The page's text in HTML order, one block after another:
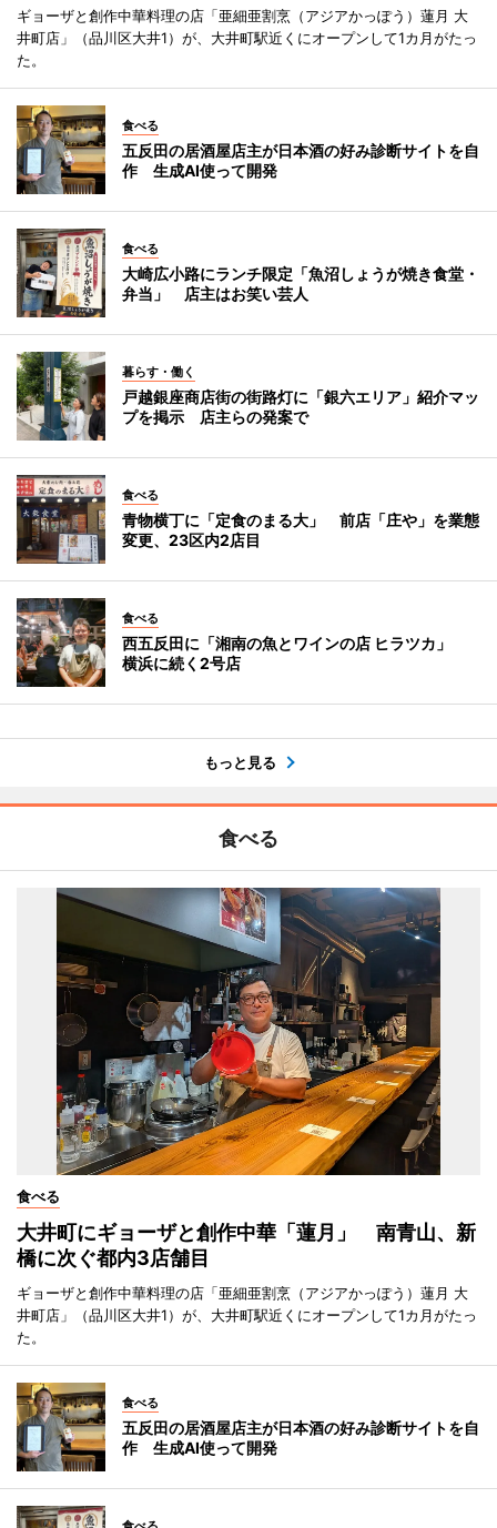
ギョーザと創作中華料理の店「亜細亜割烹（アジアかっぽう）蓮月 大
井町店」（品川区大井1）が、大井町駅近くにオープンして1カ月がたっ
た。
食べる
五反田の居酒屋店主が日本酒の好み診断サイトを自
作 生成AI使って開発
食べる
大崎広小路にランチ限定「魚沼しょうが焼き食堂・
弁当」 店主はお笑い芸人
暮らす・働く
戸越銀座商店街の街路灯に「銀六エリア」紹介マッ
プを掲示 店主らの発案で
食べる
青物横丁に「定食のまる大」 前店「庄や」を業態
変更、23区内2店目
食べる
西五反田に「湘南の魚とワインの店 ヒラツカ」
横浜に続く2号店
もっと見る
食べる
食べる
大井町にギョーザと創作中華「蓮月」 南青山、新
橋に次ぐ都内3店舗目
ギョーザと創作中華料理の店「亜細亜割烹（アジアかっぽう）蓮月 大
井町店」（品川区大井1）が、大井町駅近くにオープンして1カ月がたっ
た。
食べる
五反田の居酒屋店主が日本酒の好み診断サイトを自
作 生成AI使って開発